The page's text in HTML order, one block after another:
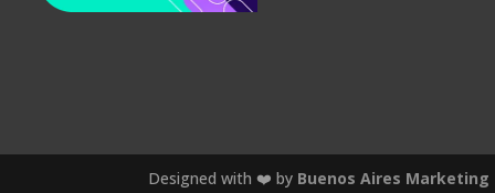
Designed with ❤️ by Buenos Aires